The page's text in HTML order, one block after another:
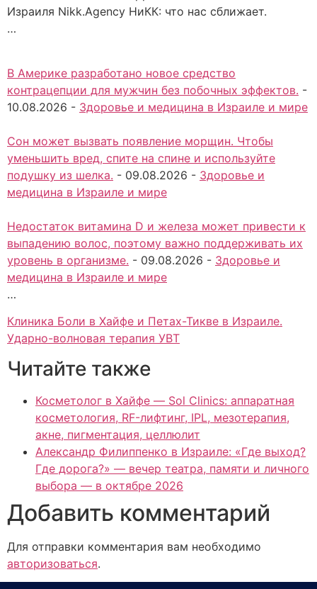
Израиля Nikk.Agency НиКК: что нас сближает.
…
В Америке разработано новое средство
контрацепции для мужчин без побочных эффектов. -
10.08.2026 - Здоровье и медицина в Израиле и мире
Сон может вызвать появление морщин. Чтобы
уменьшить вред, спите на спине и используйте
подушку из шелка. - 09.08.2026 - Здоровье и
медицина в Израиле и мире
Недостаток витамина D и железа может привести к
выпадению волос, поэтому важно поддерживать их
уровень в организме. - 09.08.2026 - Здоровье и
медицина в Израиле и мире
…
Клиника Боли в Хайфе и Петах-Тикве в Израиле.
Ударно-волновая терапия УВТ
Читайте также
Косметолог в Хайфе — Sol Clinics: аппаратная
косметология, RF-лифтинг, IPL, мезотерапия,
акне, пигментация, целлюлит
Александр Филиппенко в Израиле: «Где выход?
Где дорога?» — вечер театра, памяти и личного
выбора — в октябре 2026
Добавить комментарий
Для отправки комментария вам необходимо
авторизоваться.